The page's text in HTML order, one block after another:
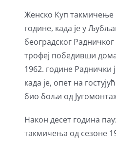
Женско Куп такмичење
године, када је у
београдског
трофеј победивши
1962. године Раднички
када је, опет на
био бољи од
Након десет година
такмичења од сезоне